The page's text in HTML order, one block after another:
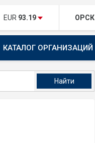
EUR 93.19 ОРСК
КАТАЛОГ ОРГАНИЗАЦИЙ